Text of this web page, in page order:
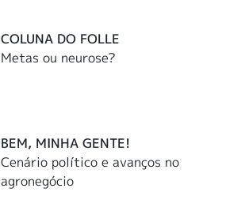
COLUNA DO FOLLE
Metas ou neurose?
BEM, MINHA GENTE!
Cenário político e avanços no
agronegócio